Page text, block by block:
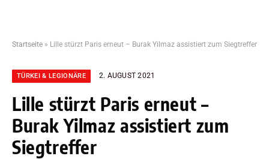
Startseite » Lille stürzt Paris erneut – Burak Yilmaz assistiert zum Siegtreffer
TÜRKEI & LEGIONÄRE 2. AUGUST 2021
Lille stürzt Paris erneut –
Burak Yilmaz assistiert zum
Siegtreffer